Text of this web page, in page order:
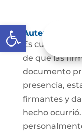
Abrir barra de
Es cuando el
de que las
documento
presencia,
firmantes y
hecho ocurrió.